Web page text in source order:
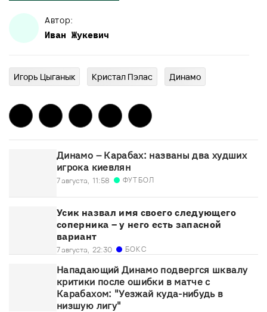
Автор:
Иван Жукевич
Игорь Цыганык Кристал Пэлас Динамо
Динамо – Карабах: названы два худших
игрока киевлян
7 августа, 11:58 ФУТБОЛ
Усик назвал имя своего следующего
соперника – у него есть запасной
вариант
7 августа, 22:30 БОКС
Нападающий Динамо подвергся шквалу
критики после ошибки в матче с
Карабахом: "Уезжай куда-нибудь в
низшую лигу"